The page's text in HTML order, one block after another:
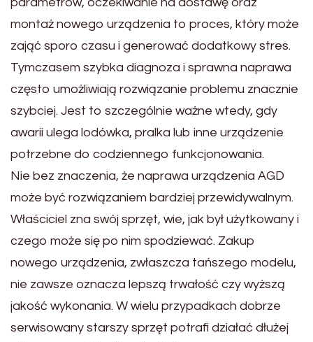
montaż nowego urządzenia to proces, który może
zająć sporo czasu i generować dodatkowy stres.
Tymczasem szybka diagnoza i sprawna naprawa
często umożliwiają rozwiązanie problemu znacznie
szybciej. Jest to szczególnie ważne wtedy, gdy
awarii ulega lodówka, pralka lub inne urządzenie
potrzebne do codziennego funkcjonowania.
Nie bez znaczenia, że naprawa urządzenia AGD
może być rozwiązaniem bardziej przewidywalnym.
Właściciel zna swój sprzęt, wie, jak był użytkowany i
czego może się po nim spodziewać. Zakup
nowego urządzenia, zwłaszcza tańszego modelu,
nie zawsze oznacza lepszą trwałość czy wyższą
jakość wykonania. W wielu przypadkach dobrze
serwisowany starszy sprzęt potrafi działać dłużej